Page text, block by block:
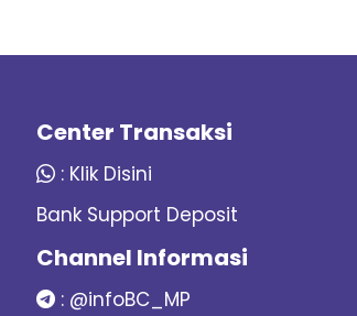
Center Transaksi
: Klik Disini
Bank Support Deposit
Channel Informasi
: @infoBC_MP